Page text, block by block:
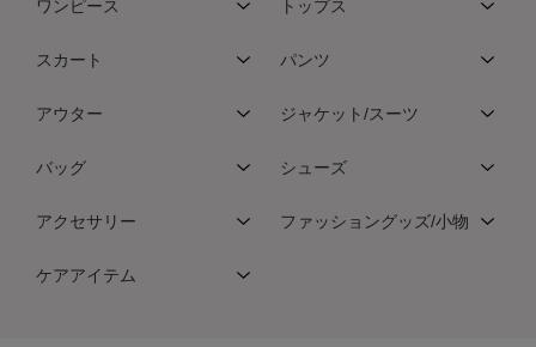
ワンピース トップス
スカート パンツ
アウター ジャケット/スーツ
バッグ シューズ
アクセサリー ファッショングッズ/小物
ケアアイテム